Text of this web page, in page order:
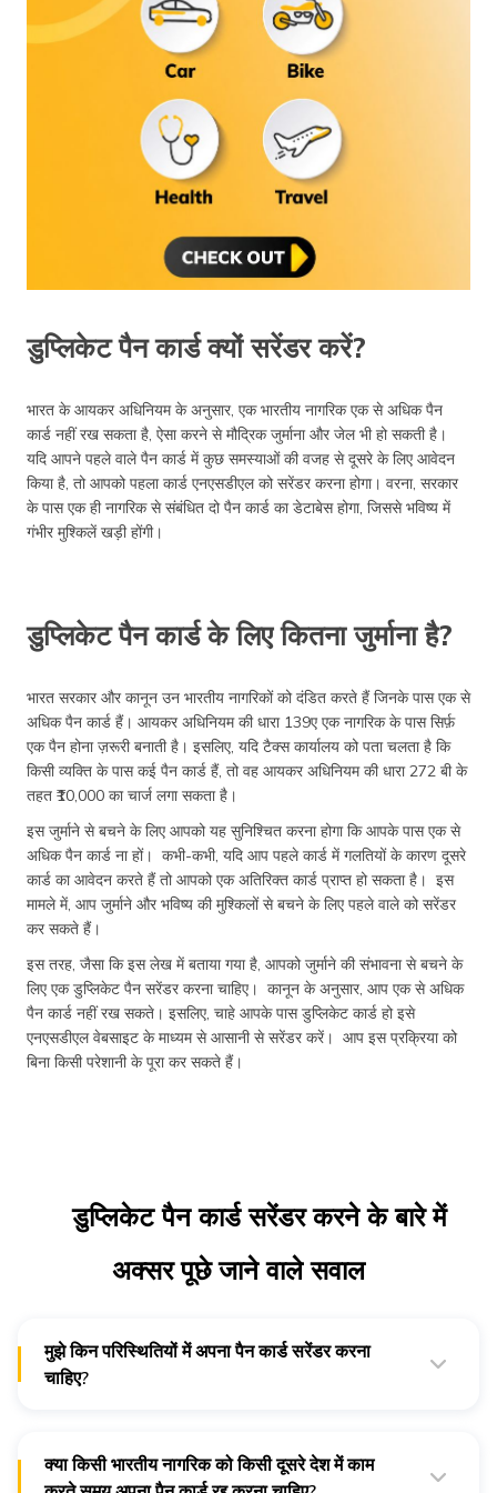
डुप्लिकेट पैन कार्ड क्यों सरेंडर करें?
भारत के आयकर अधिनियम के अनुसार, एक भारतीय नागरिक एक से अधिक पैन
कार्ड नहीं रख सकता है, ऐसा करने से मौद्रिक जुर्माना और जेल भी हो सकती है।
यदि आपने पहले वाले पैन कार्ड में कुछ समस्याओं की वजह से दूसरे के लिए आवेदन
किया है, तो आपको पहला कार्ड एनएसडीएल को सरेंडर करना होगा। वरना, सरकार
के पास एक ही नागरिक से संबंधित दो पैन कार्ड का डेटाबेस होगा, जिससे भविष्य में
गंभीर मुश्किलें खड़ी होंगी।
डुप्लिकेट पैन कार्ड के लिए कितना जुर्माना है?
भारत सरकार और कानून उन भारतीय नागरिकों को दंडित करते हैं जिनके पास एक से
अधिक पैन कार्ड हैं। आयकर अधिनियम की धारा 139ए एक नागरिक के पास सिर्फ़
एक पैन होना ज़रूरी बनाती है। इसलिए, यदि टैक्स कार्यालय को पता चलता है कि
किसी व्यक्ति के पास कई पैन कार्ड हैं, तो वह आयकर अधिनियम की धारा 272 बी के
तहत ₹10,000 का चार्ज लगा सकता है।
इस जुर्माने से बचने के लिए आपको यह सुनिश्चित करना होगा कि आपके पास एक से
अधिक पैन कार्ड ना हों। कभी-कभी, यदि आप पहले कार्ड में गलतियों के कारण दूसरे
कार्ड का आवेदन करते हैं तो आपको एक अतिरिक्त कार्ड प्राप्त हो सकता है। इस
मामले में, आप जुर्माने और भविष्य की मुश्किलों से बचने के लिए पहले वाले को सरेंडर
कर सकते हैं।
इस तरह, जैसा कि इस लेख में बताया गया है, आपको जुर्माने की संभावना से बचने के
लिए एक डुप्लिकेट पैन सरेंडर करना चाहिए। कानून के अनुसार, आप एक से अधिक
पैन कार्ड नहीं रख सकते। इसलिए, चाहे आपके पास डुप्लिकेट कार्ड हो इसे
एनएसडीएल वेबसाइट के माध्यम से आसानी से सरेंडर करें। आप इस प्रक्रिया को
बिना किसी परेशानी के पूरा कर सकते हैं।
डुप्लिकेट पैन कार्ड सरेंडर करने के बारे में
अक्सर पूछे जाने वाले सवाल
मुझे किन परिस्थितियों में अपना पैन कार्ड सरेंडर करना
चाहिए?
यदि आपके मूल पैन कार्ड में गलतियां हैं
ऐसे मामलों में, आपको पैन कार्ड को रद्द करना होगा और एनएसडीएल को सरेंडर
क्या किसी भारतीय नागरिक को किसी दूसरे देश में काम